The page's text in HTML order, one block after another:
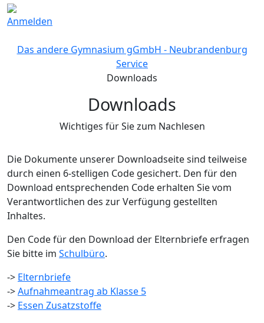
Anmelden
Downloads
Wichtiges für Sie zum Nachlesen
Das andere Gymnasium gGmbH - Neubrandenburg
Service
Downloads
Die Dokumente unserer Downloadseite sind teilweise
durch einen 6-stelligen Code gesichert. Den für den
Download entsprechenden Code erhalten Sie vom
Verantwortlichen des zur Verfügung gestellten
Inhaltes.
Den Code für den Download der Elternbriefe erfragen
Sie bitte im Schulbüro.
-> Elternbriefe
->Aufnahmeantrag ab Klasse 5
-> Essen Zusatzstoffe